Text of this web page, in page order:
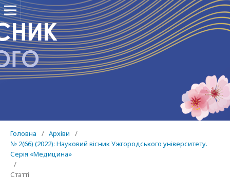
Головна / Архіви
/
№ 2(66) (2022): Науковий вісник Ужгородського університету.
Серія «Медицина»
/
Статті